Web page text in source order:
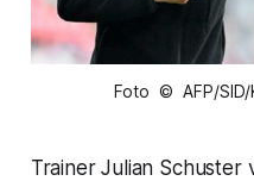
Foto © AFP/SID/
Trainer Julian Schuster